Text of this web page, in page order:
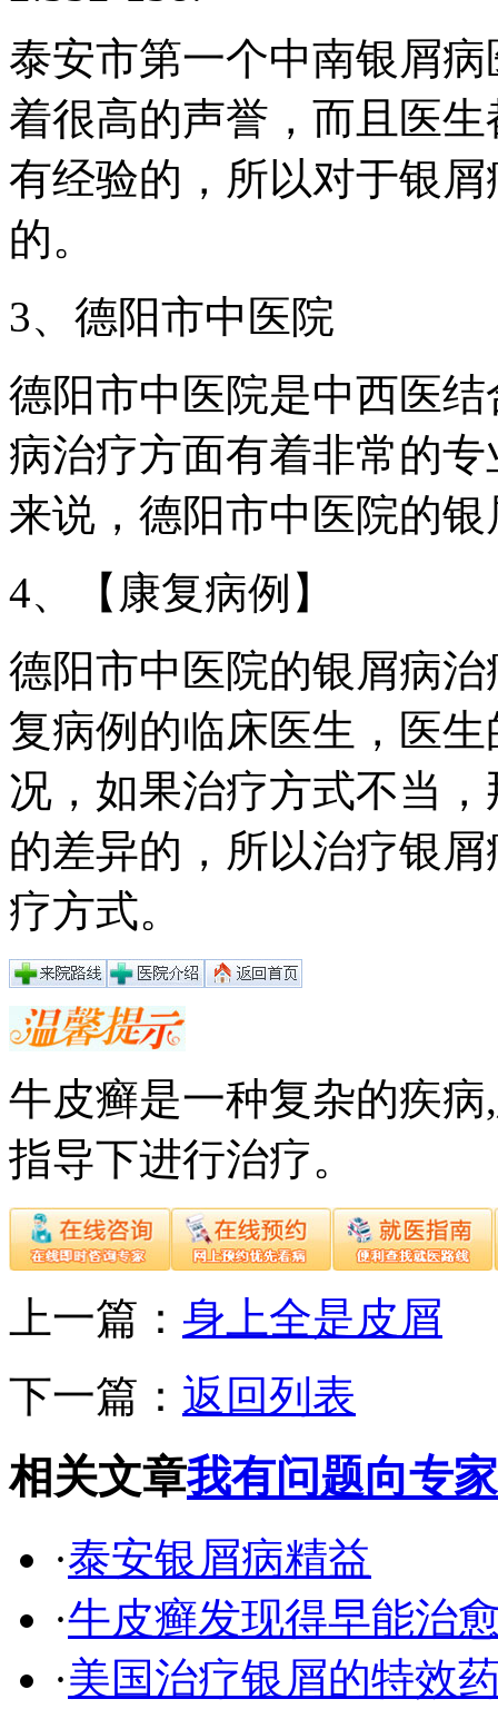
泰安市第一个中南银屑
着很高的声誉，而且医
有经验的，所以对于银
的。
3、德阳市中医院
德阳市中医院是中西医
病治疗方面有着非常的
来说，德阳市中医院的
4、【康复病例】
德阳市中医院的银屑病
复病例的临床医生，医
况，如果治疗方式不当
的差异的，所以治疗银
疗方式。
牛皮癣是一种复杂的疾
指导下进行治疗。
上一篇： 身上全是皮屑
下一篇： 返回列表
相关文章我有问题向专
·泰安银屑病精益
·牛皮癣发现得早能治
·美国治疗银屑的特效